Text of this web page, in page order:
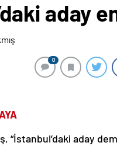
aday
0
“İstanbul’daki aday